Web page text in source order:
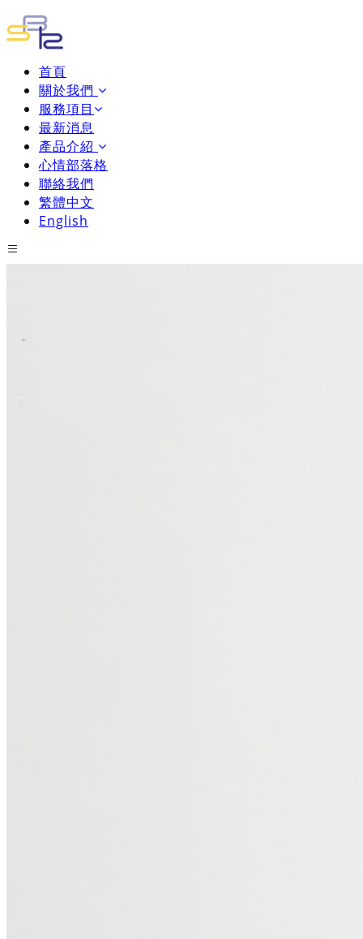
首頁
關於我們
服務項目
最新消息
產品介紹
心情部落格
聯絡我們
繁體中文
English